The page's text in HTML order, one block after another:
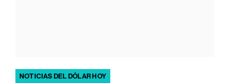
NOTICIAS DEL DÓLAR HOY